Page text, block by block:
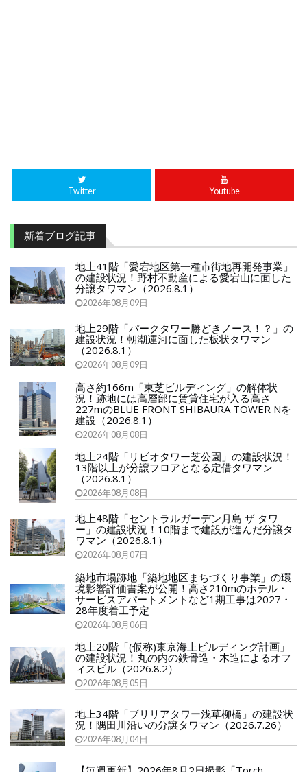
Twitter Youtube
新着ブログ記事
地上41階「愛宕地区第一種市街地再開発事業」
の建設状況！野村不動産による愛宕山に面した
分譲タワマン（2026.8.1）
2026年08月09日
地上29階「パークタワー勝どきノース！？」の
建設状況！朝潮運河に面した板状タワマン
（2026.8.1）
2026年08月09日
高さ約166m「東芝ビルディング」の解体状
況！跡地には高層部に賃貸住宅が入る高さ
227mのBLUE FRONT SHIBAURA TOWER Nを
建設（2026.8.1）
2026年08月08日
地上24階「リビオタワー芝公園」の建設状況！
13階以上が分譲フロアとなる定借タワマン
（2026.8.1）
2026年08月08日
地上48階「セントラルガーデン月島 ザ タワ
ー」の建設状況！10階まで建設が進んだ分譲タ
ワマン（2026.8.1）
2026年08月07日
築地市場跡地「築地地区まちづくり事業」の環
境影響評価書案が公開！高さ210mのホテル・
サービスアパートメントなど1期工事は2027・
28年度着工予定
2026年08月06日
地上20階「(仮称)東京海上ビルディング計画」
の建設状況！丸の内の鉄骨造・木造によるオフ
ィスビル（2026.8.2）
2026年08月05日
地上34階「ブリリアタワー浅草柳橋」の建設状
況！隅田川沿いの分譲タワマン（2026.7.26）
2026年08月04日